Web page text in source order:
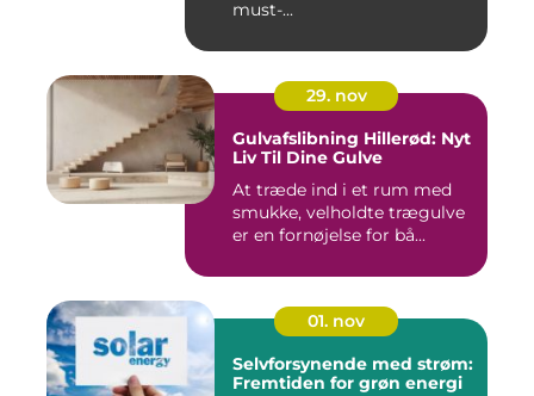
must-...
29. nov
Gulvafslibning Hillerød: Nyt
Liv Til Dine Gulve
At træde ind i et rum med
smukke, velholdte trægulve
er en fornøjelse for bå...
01. nov
Selvforsynende med strøm:
Fremtiden for grøn energi